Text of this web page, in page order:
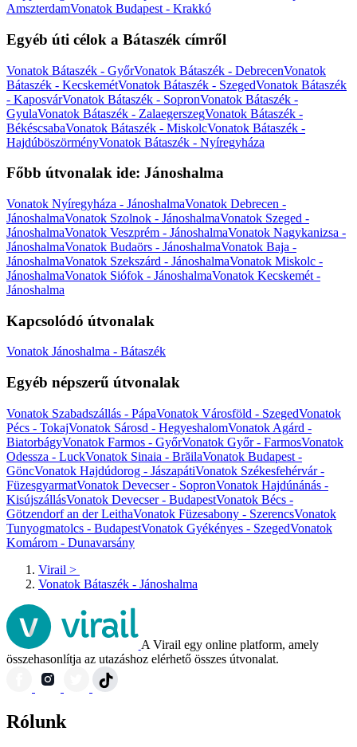
AmszterdamVonatok Budapest - Krakkó
Egyéb úti célok a Bátaszék címről
Vonatok Bátaszék - GyőrVonatok Bátaszék - DebrecenVonatok
Bátaszék - KecskemétVonatok Bátaszék - SzegedVonatok Bátaszék
- KaposvárVonatok Bátaszék - SopronVonatok Bátaszék -
GyulaVonatok Bátaszék - ZalaegerszegVonatok Bátaszék -
BékéscsabaVonatok Bátaszék - MiskolcVonatok Bátaszék -
HajdúböszörményVonatok Bátaszék - Nyíregyháza
Főbb útvonalak ide: Jánoshalma
Vonatok Nyíregyháza - JánoshalmaVonatok Debrecen -
JánoshalmaVonatok Szolnok - JánoshalmaVonatok Szeged -
JánoshalmaVonatok Veszprém - JánoshalmaVonatok Nagykanizsa -
JánoshalmaVonatok Budaörs - JánoshalmaVonatok Baja -
JánoshalmaVonatok Szekszárd - JánoshalmaVonatok Miskolc -
JánoshalmaVonatok Siófok - JánoshalmaVonatok Kecskemét -
Jánoshalma
Kapcsolódó útvonalak
Vonatok Jánoshalma - Bátaszék
Egyéb népszerű útvonalak
Vonatok Szabadszállás - PápaVonatok Városföld - SzegedVonatok
Pécs - TokajVonatok Sárosd - HegyeshalomVonatok Agárd -
BiatorbágyVonatok Farmos - GyőrVonatok Győr - FarmosVonatok
Odessza - LuckVonatok Sinaia - BrăilaVonatok Budapest -
GöncVonatok Hajdúdorog - JászapátiVonatok Székesfehérvár -
FüzesgyarmatVonatok Devecser - SopronVonatok Hajdúnánás -
KisújszállásVonatok Devecser - BudapestVonatok Bécs -
Götzendorf an der LeithaVonatok Füzesabony - SzerencsVonatok
Tunyogmatolcs - BudapestVonatok Gyékényes - SzegedVonatok
Komárom - Dunavarsány
Virail >
Vonatok Bátaszék - Jánoshalma
A Virail egy online platform, amely
összehasonlítja az utazáshoz elérhető összes útvonalat.
Rólunk